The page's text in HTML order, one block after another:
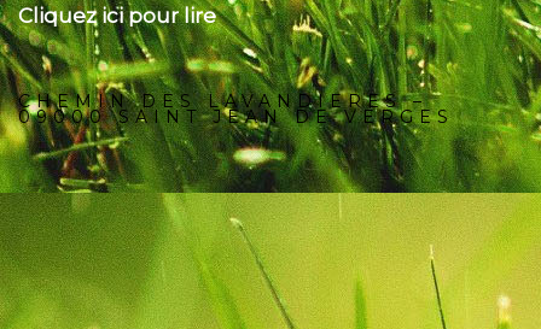
Cliquez ici pour lire
CHEMIN DES LAVANDIERES –
09000 SAINT JEAN DE VERGES